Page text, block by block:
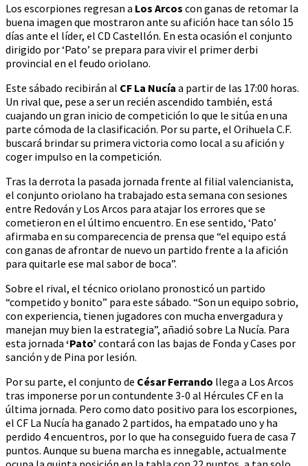
Los escorpiones regresan a Los Arcos con ganas de retomar la
buena imagen que mostraron ante su afición hace tan sólo 15
días ante el líder, el CD Castellón. En esta ocasión el conjunto
dirigido por ‘Pato’ se prepara para vivir el primer derbi
provincial en el feudo oriolano.
Este sábado recibirán al CF La Nucía a partir de las 17:00 horas.
Un rival que, pese a ser un recién ascendido también, está
cuajando un gran inicio de competición lo que le sitúa en una
parte cómoda de la clasificación. Por su parte, el Orihuela C.F.
buscará brindar su primera victoria como local a su afición y
coger impulso en la competición.
Tras la derrota la pasada jornada frente al filial valencianista,
el conjunto oriolano ha trabajado esta semana con sesiones
entre Redován y Los Arcos para atajar los errores que se
cometieron en el último encuentro. En ese sentido, ‘Pato’
afirmaba en su comparecencia de prensa que “el equipo está
con ganas de afrontar de nuevo un partido frente a la afición
para quitarle ese mal sabor de boca”.
Sobre el rival, el técnico oriolano pronosticó un partido
“competido y bonito” para este sábado. “Son un equipo sobrio,
con experiencia, tienen jugadores con mucha envergadura y
manejan muy bien la estrategia”, añadió sobre La Nucía. Para
esta jornada ‘Pato’ contará con las bajas de Fonda y Cases por
sanción y de Pina por lesión.
Por su parte, el conjunto de César Ferrando llega a Los Arcos
tras imponerse por un contundente 3-0 al Hércules CF en la
última jornada. Pero como dato positivo para los escorpiones,
el CF La Nucía ha ganado 2 partidos, ha empatado uno y ha
perdido 4 encuentros, por lo que ha conseguido fuera de casa 7
puntos. Aunque su buena marcha es innegable, actualmente